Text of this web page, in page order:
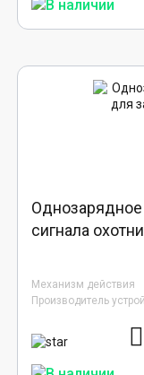
Однозарядное
сигнала
Механизм действия
Производитель